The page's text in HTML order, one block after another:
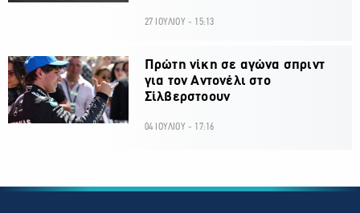
27 ΙΟΥΛΙΟΥ - 15:13
Πρώτη νίκη σε αγώνα σπριντ
για τον Αντονέλι στο
Σίλβερστοουν
04 ΙΟΥΛΙΟΥ - 17:16